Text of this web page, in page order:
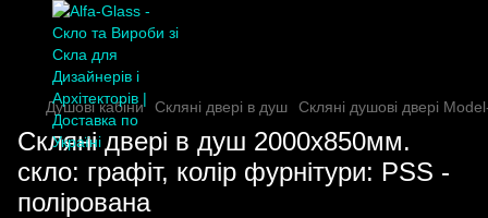
Душові кабіни Скляні двері в душ Скляні душові двері
Скляні двері в душ 2000х850мм.
скло: графіт, колір фурнітури: PSS -
полірована